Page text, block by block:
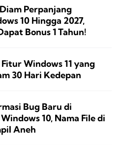
Perpanjang
10 Hingga 2027,
Bonus 1 Tahun!
Windows 11 yang
30 Hari Kedepan
Bug Baru di
10, Nama File di
Aneh